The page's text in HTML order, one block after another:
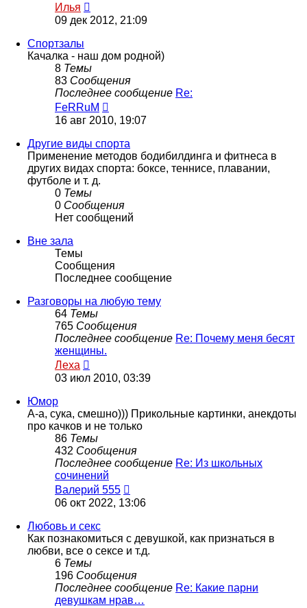
Илья
к
09 дек 2012, 21:09
Спортзалы
Качалка - наш дом родной)
8 Темы
83 Сообщения
Последнее сообщение Re:
FeRRuM
к
сообщению
16 авг 2010, 19:07
Другие виды спорта
Применение методов бодибилдинга и фитнеса в
других видах спорта: боксе, теннисе, плавании,
футболе и т. д.
0 Темы
0 Сообщения
Нет сообщений
Вне зала
Темы
Сообщения
Последнее сообщение
Разговоры на любую тему
64 Темы
765 Сообщения
Последнее сообщение Re: Почему меня бесят
женщины.
Леха
к
03 июл 2010, 03:39
Юмор
А-а, сука, смешно))) Прикольные картинки, анекдоты
про качков и не только
86 Темы
432 Сообщения
Последнее сообщение Re: Из школьных
сочинений
Валерий 555
к
06 окт 2022, 13:06
Любовь и секс
Как познакомиться с девушкой, как признаться в
любви, все о сексе и т.д.
6 Темы
196 Сообщения
Последнее сообщение Re: Какие парни
девушкам нрав…